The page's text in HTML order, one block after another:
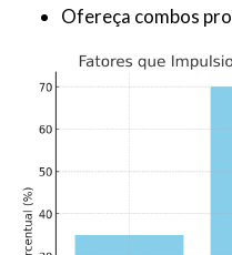
Ofereça combos